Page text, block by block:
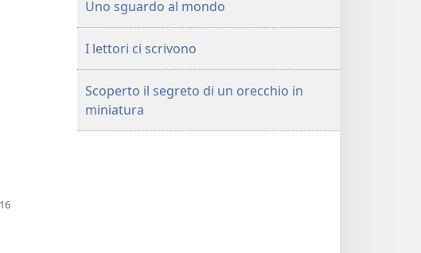
Uno sguardo al mondo
I lettori ci scrivono
Scoperto il segreto di un orecchio in
miniatura